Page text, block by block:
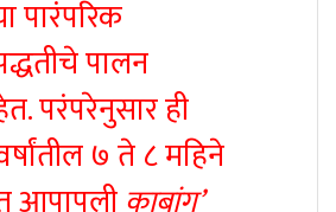
पारंपरिक
पालन
परंपरेनुसार ही
७ ते ८ महिने